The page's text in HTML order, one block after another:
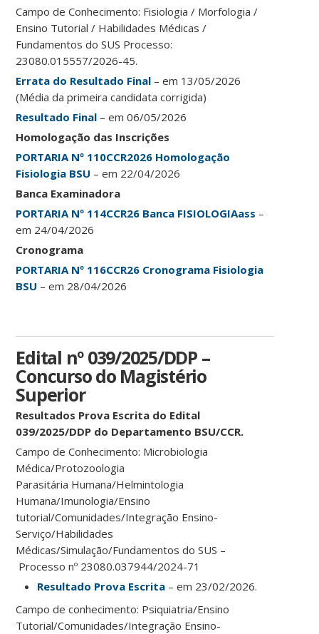
Campo de Conhecimento: Fisiologia / Morfologia /
Ensino Tutorial / Habilidades Médicas /
Fundamentos do SUS Processo:
23080.015557/2026-45.
Errata do Resultado Final – em 13/05/2026
(Média da primeira candidata corrigida)
Resultado Final – em 06/05/2026
Homologação das Inscrições
PORTARIA Nº 110CCR2026 Homologação
Fisiologia BSU – em 22/04/2026
Banca Examinadora
PORTARIA Nº 114CCR26 Banca FISIOLOGIAass –
em 24/04/2026
Cronograma
PORTARIA Nº 116CCR26 Cronograma Fisiologia
BSU – em 28/04/2026
Edital nº 039/2025/DDP –
Concurso do Magistério
Superior
Resultados Prova Escrita do Edital
039/2025/DDP do Departamento BSU/CCR.
Campo de Conhecimento: Microbiologia
Médica/Protozoologia
Parasitária Humana/Helmintologia
Humana/Imunologia/Ensino
tutorial/Comunidades/Integração Ensino-
Serviço/Habilidades
Médicas/Simulação/Fundamentos do SUS –
Processo nº 23080.037944/2024-71
Resultado Prova Escrita – em 23/02/2026.
Campo de conhecimento: Psiquiatria/Ensino
Tutorial/Comunidades/Integração Ensino-